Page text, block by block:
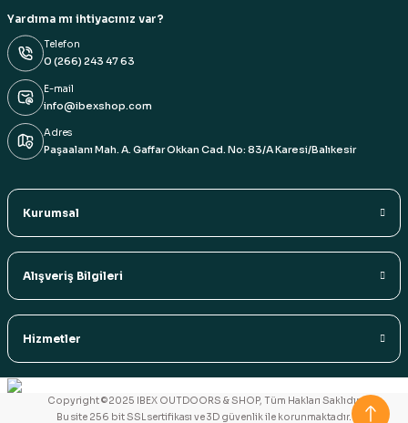
Yardıma mı ihtiyacınız var?
Telefon
0 (266) 243 47 63
E-mail
info@ibexshop.com
Adres
Paşaalanı Mah. A. Gaffar Okkan Cad. No: 83/A Karesi/Balıkesir
Kurumsal
Alışveriş Bilgileri
Hizmetler
Copyright ©2025 IBEX OUTDOORS & SHOP, Tüm Hakları Saklıdır.
Bu site 256 bit SSL sertifikası ve 3D güvenlik ile korunmaktadır.